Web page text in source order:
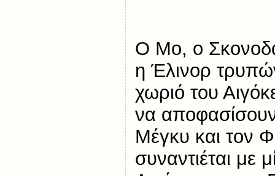
Ο Μο, ο
η Έλινορ
χωριό του
να
Μέγκυ και τον
συναντιέται με